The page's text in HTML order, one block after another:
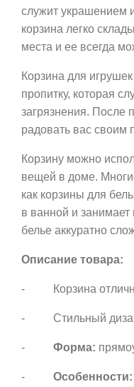
служит украшением
корзина легко
места и ее всегда
Корзина для
пропитку, которая
загрязнения. После
радовать вас своим
Корзину можно
вещей в доме.
как корзины для
в ванной и
белье аккуратно
Описание товара:
- Корзина
- Стильный
- Форма:
- Особенности: